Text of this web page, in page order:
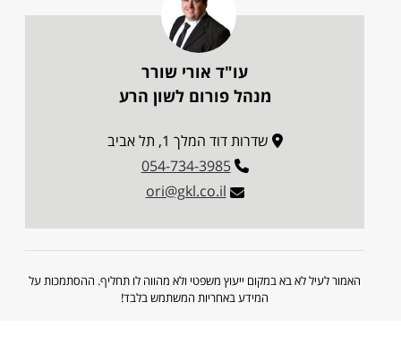
עו"ד אורי שורר
מנהל פורום לשון הרע
שדרות דוד המלך 1, תל אביב
054-734-3985
ori@gkl.co.il
האמור לעיל לא בא במקום ייעוץ משפטי ולא מהווה לו תחליף. ההסתמכות על
המידע באחריות המשתמש בלבד!